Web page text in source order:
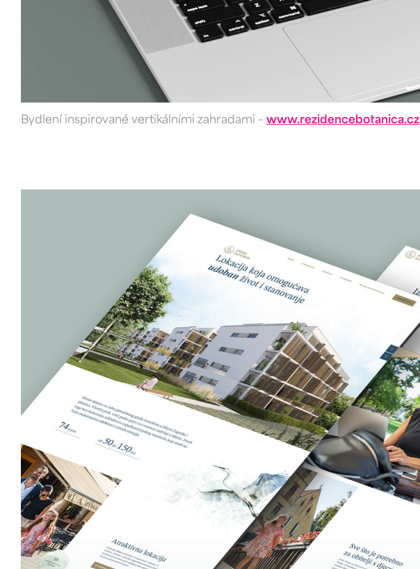
Bydlení inspirované vertikálními zahradami – www.rezidencebotanica.cz